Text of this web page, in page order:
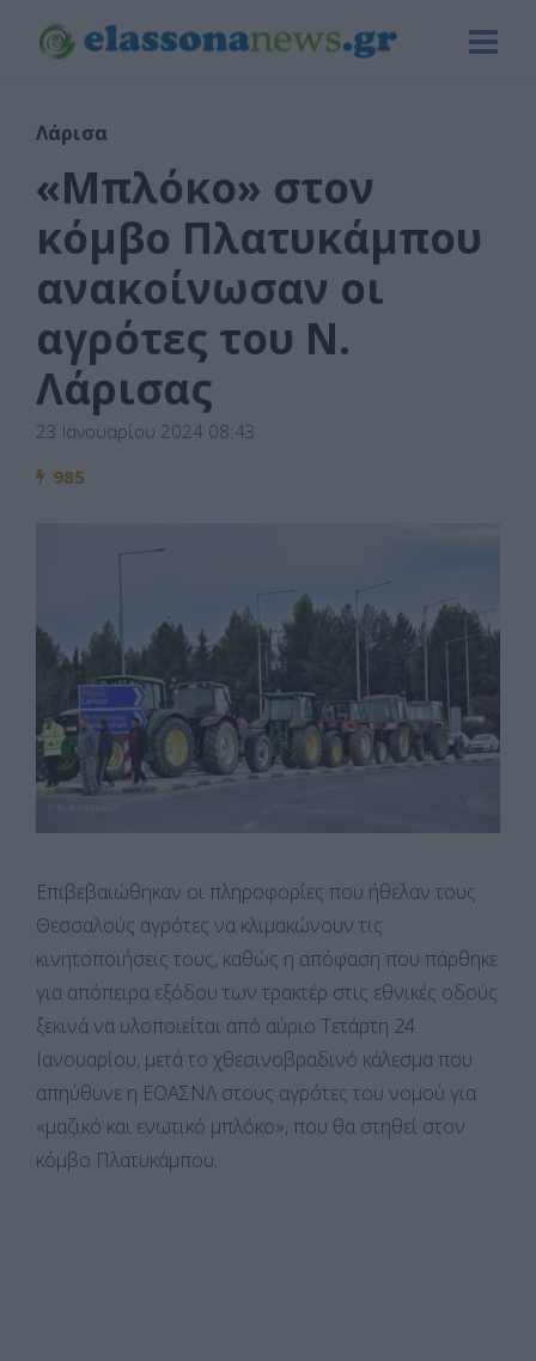
Λάρισα
«Μπλόκο» στον
κόμβο Πλατυκάμπου
ανακοίνωσαν οι
αγρότες του Ν.
Λάρισας
23 Ιανουαρίου 2024 08:43
985
Επιβεβαιώθηκαν οι πληροφορίες που ήθελαν τους
Θεσσαλούς αγρότες να κλιμακώνουν τις
κινητοποιήσεις τους, καθώς η απόφαση που πάρθηκε
για απόπειρα εξόδου των τρακτέρ στις εθνικές οδούς
ξεκινά να υλοποιείται από αύριο Τετάρτη 24
Ιανουαρίου, μετά το χθεσινοβραδινό κάλεσμα που
απηύθυνε η ΕΟΑΣΝΛ στους αγρότες του νομού για
«μαζικό και ενωτικό μπλόκο», που θα στηθεί στον
κόμβο Πλατυκάμπου.